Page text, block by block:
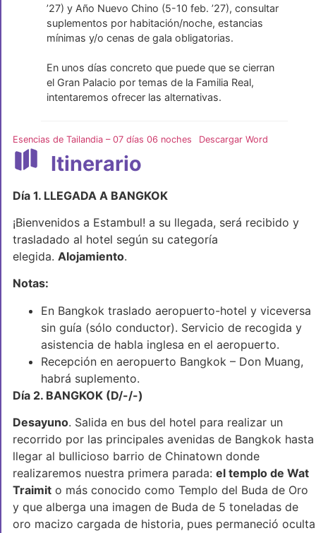
’27) y Año Nuevo Chino (5-10 feb. ’27), consultar
suplementos por habitación/noche, estancias
mínimas y/o cenas de gala obligatorias.
En unos días concreto que puede que se cierran
el Gran Palacio por temas de la Familia Real,
intentaremos ofrecer las alternativas.
Esencias de Tailandia – 07 días 06 noches Descargar Word
Itinerario
Día 1. LLEGADA A BANGKOK
¡Bienvenidos a Estambul! a su llegada, será recibido y
trasladado al hotel según su categoría
elegida. Alojamiento.
Notas:
En Bangkok traslado aeropuerto-hotel y viceversa
sin guía (sólo conductor). Servicio de recogida y
asistencia de habla inglesa en el aeropuerto.
Recepción en aeropuerto Bangkok – Don Muang,
habrá suplemento.
Día 2. BANGKOK (D/-/-)
Desayuno. Salida en bus del hotel para realizar un
recorrido por las principales avenidas de Bangkok hasta
llegar al bullicioso barrio de Chinatown donde
realizaremos nuestra primera parada: el templo de Wat
Traimit o más conocido como Templo del Buda de Oro
y que alberga una imagen de Buda de 5 toneladas de
oro macizo cargada de historia, pues permaneció oculta